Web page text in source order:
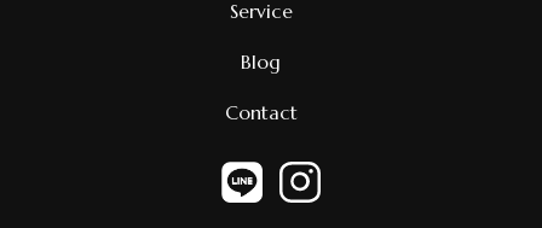
Service
Blog
Contact